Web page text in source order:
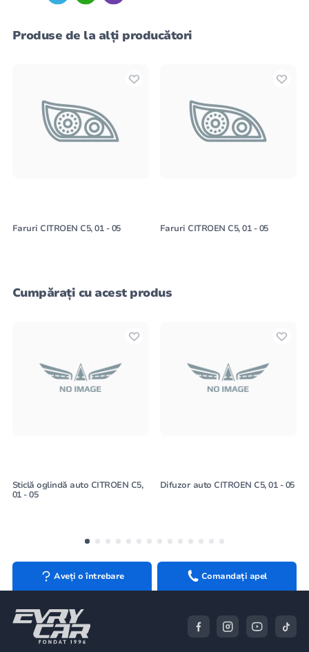
Produse de la alți producători
Faruri CITROEN C5, 01 - 05 Faruri CITROEN C5, 01 - 05
Cumpărați cu acest produs
Sticlă oglindă auto CITROEN C5,
01 - 05
Difuzor auto CITROEN C5, 01 - 05
Aveți o întrebare Comandați apel